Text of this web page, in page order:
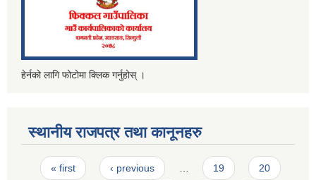
हेर्नको लागि फोटोमा क्लिक गर्नुहोस् ।
स्थानीय राजपत्र तथा कानूनहरु
Pages
« first ‹ previous 19 20